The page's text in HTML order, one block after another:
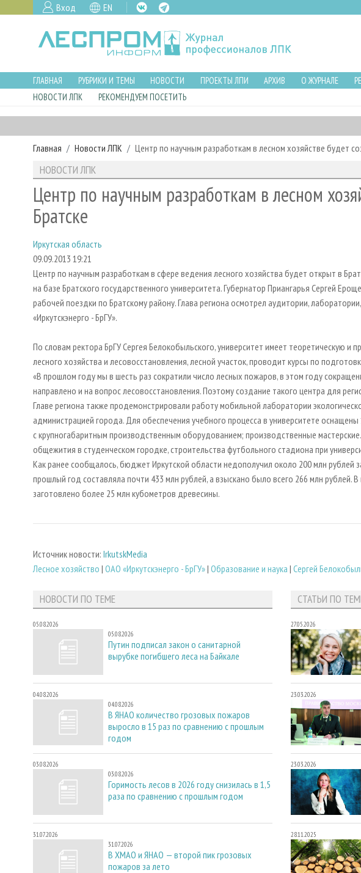
Вход EN
ГЛАВНАЯ РУБРИКИ И ТЕМЫ НОВОСТИ ПРОЕКТЫ ЛПИ АРХИВ О ЖУРНАЛЕ
НОВОСТИ ЛПК
РЕКОМЕНДУЕМ ПОСЕТИТЬ
Главная Новости ЛПК Центр по научным разработкам в лесном хозяйстве будет
НОВОСТИ ЛПК
Центр по научным разработкам в лесном
Братске
Иркутская область
09.09.2013 19:21
Центр по научным разработкам в сфере ведения лесного хозяйства будет открыт в
на базе Братского государственного университета. Губернатор Приангарья Сергей
рабочей поездки по Братскому району. Глава региона осмотрел аудитории,
«Иркутскэнерго - БрГУ».
По словам ректора БрГУ Сергея Белокобыльского, университет имеет теоретическую и
лесного хозяйства и лесовосстановления, лесной участок, проводит курсы по
«В прошлом году мы в шесть раз сократили число лесных пожаров, в этом году
направлено и на вопрос лесовосстановления. Поэтому создание такого центра для
Главе региона также продемонстрировали работу мобильной лаборатории
администрацией города. Для обеспечения учебного процесса в университете
с крупногабаритным производственным оборудованием; производственные
общежития в студенческом городке, строительства футбольного стадиона при
Как ранее сообщалось, бюджет Иркутской области недополучил около 200 млн рублей
прошлый год составляла почти 433 млн рублей, а взыскано было всего 266 млн рублей.
заготовлено более 25 млн кубометров древесины.
Источник новости: IrkutskMedia
Лесное хозяйство | ОАО «Иркутскэнерго - БрГУ»| Образование и наука | Сергей
НОВОСТИ ПО ТЕМЕ
05.08.2026
05.08.2026
Путин подписал закон о санитарной
вырубке погибшего леса на Байкале
04.08.2026
04.08.2026
В ЯНАО количество грозовых пожаров
выросло в 15 раз по сравнению с прошлым
годом
03.08.2026
03.08.2026
Горимость лесов в 2026 году снизилась в 1,5
раза по сравнению с прошлым годом
31.07.2026
31.07.2026
В ХМАО и ЯНАО — второй пик грозовых
пожаров за лето
СТАТЬИ ПО
27.05.2026
23.03.2026
23.03.2026
28.11.2025